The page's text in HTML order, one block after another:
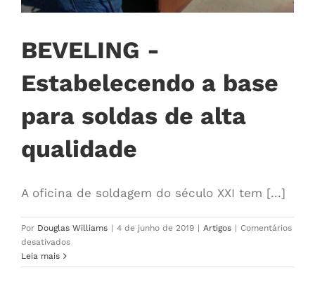
BEVELING -
Estabelecendo a base
para soldas de alta
qualidade
A oficina de soldagem do século XXI tem [...]
Por Douglas Williams | 4 de junho de 2019 | Artigos | Comentários
desativadosem
–
Leia mais